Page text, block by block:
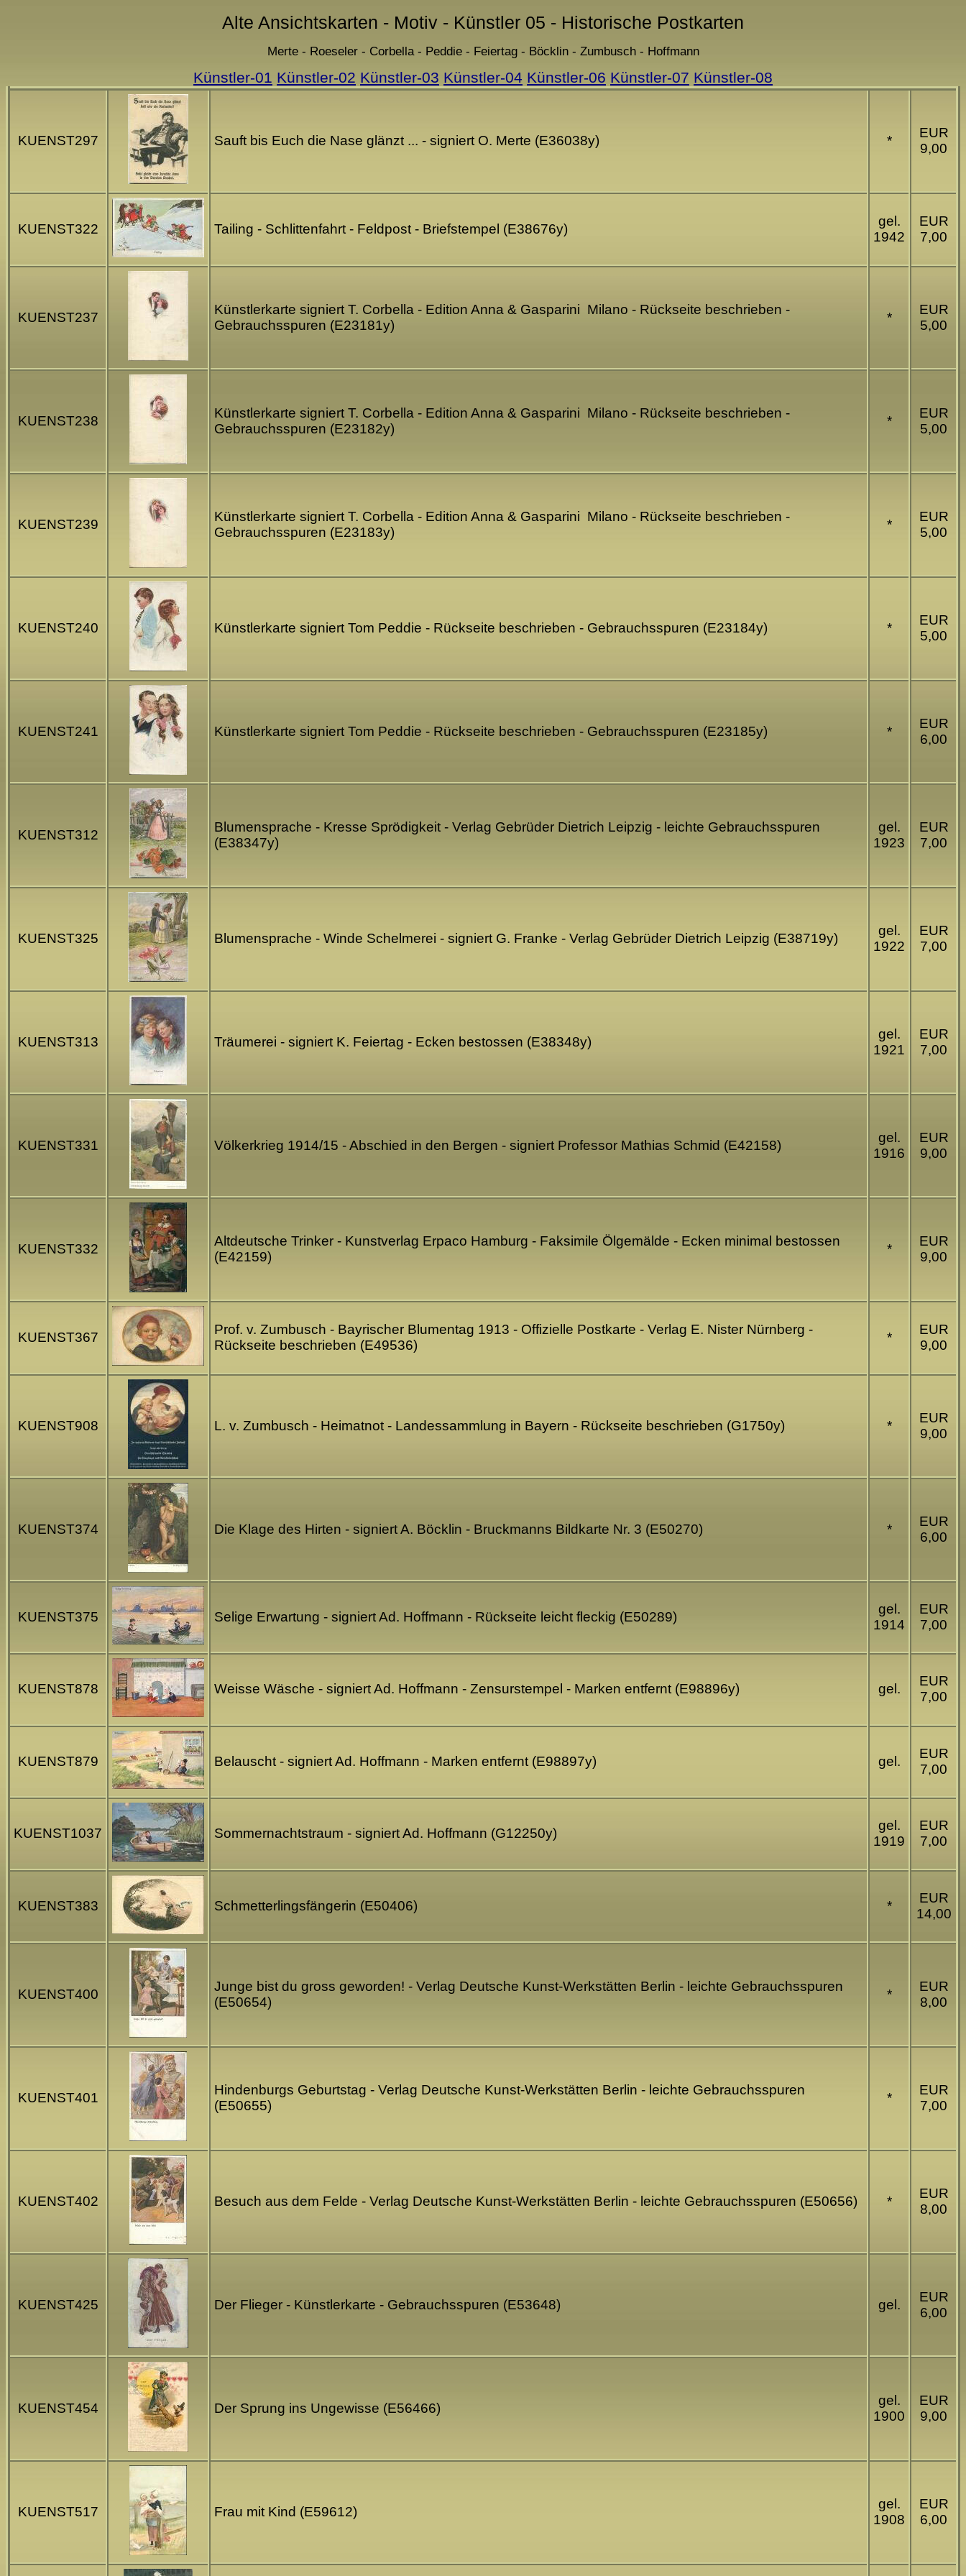
Alte Ansichtskarten - Motiv - Künstler 05 - Historische Postkarten
Merte - Roeseler - Corbella - Peddie - Feiertag - Böcklin - Zumbusch - Hoffmann
Künstler-01 Künstler-02 Künstler-03 Künstler-04 Künstler-06 Künstler-07 Künstler-08
KUENST297 Sauft bis Euch die Nase glänzt ... - signiert O. Merte (E36038y) *
EUR
9,00
KUENST322 Tailing - Schlittenfahrt - Feldpost - Briefstempel (E38676y)
gel.
1942
EUR
7,00
KUENST237
Künstlerkarte signiert T. Corbella - Edition Anna & Gasparini Milano - Rückseite beschrieben -
Gebrauchsspuren (E23181y)
*
EUR
5,00
KUENST238
Künstlerkarte signiert T. Corbella - Edition Anna & Gasparini Milano - Rückseite beschrieben -
Gebrauchsspuren (E23182y)
*
EUR
5,00
KUENST239
Künstlerkarte signiert T. Corbella - Edition Anna & Gasparini Milano - Rückseite beschrieben -
Gebrauchsspuren (E23183y)
*
EUR
5,00
KUENST240 Künstlerkarte signiert Tom Peddie - Rückseite beschrieben - Gebrauchsspuren (E23184y) *
EUR
5,00
KUENST241 Künstlerkarte signiert Tom Peddie - Rückseite beschrieben - Gebrauchsspuren (E23185y) *
EUR
6,00
KUENST312
Blumensprache - Kresse Sprödigkeit - Verlag Gebrüder Dietrich Leipzig - leichte Gebrauchsspuren
(E38347y)
gel.
1923
EUR
7,00
KUENST325 Blumensprache - Winde Schelmerei - signiert G. Franke - Verlag Gebrüder Dietrich Leipzig (E38719y)
gel.
1922
EUR
7,00
KUENST313 Träumerei - signiert K. Feiertag - Ecken bestossen (E38348y)
gel.
1921
EUR
7,00
KUENST331 Völkerkrieg 1914/15 - Abschied in den Bergen - signiert Professor Mathias Schmid (E42158)
gel.
1916
EUR
9,00
KUENST332
Altdeutsche Trinker - Kunstverlag Erpaco Hamburg - Faksimile Ölgemälde - Ecken minimal bestossen
(E42159)
*
EUR
9,00
KUENST367
Prof. v. Zumbusch - Bayrischer Blumentag 1913 - Offizielle Postkarte - Verlag E. Nister Nürnberg -
Rückseite beschrieben (E49536)
*
EUR
9,00
KUENST908 L. v. Zumbusch - Heimatnot - Landessammlung in Bayern - Rückseite beschrieben (G1750y) *
EUR
9,00
KUENST374 Die Klage des Hirten - signiert A. Böcklin - Bruckmanns Bildkarte Nr. 3 (E50270) *
EUR
6,00
KUENST375 Selige Erwartung - signiert Ad. Hoffmann - Rückseite leicht fleckig (E50289)
gel.
1914
EUR
7,00
KUENST878 Weisse Wäsche - signiert Ad. Hoffmann - Zensurstempel - Marken entfernt (E98896y) gel.
EUR
7,00
KUENST879 Belauscht - signiert Ad. Hoffmann - Marken entfernt (E98897y) gel.
EUR
7,00
KUENST1037 Sommernachtstraum - signiert Ad. Hoffmann (G12250y)
gel.
1919
EUR
7,00
KUENST383 Schmetterlingsfängerin (E50406) *
EUR
14,00
KUENST400
Junge bist du gross geworden! - Verlag Deutsche Kunst-Werkstätten Berlin - leichte Gebrauchsspuren
(E50654)
*
EUR
8,00
KUENST401
Hindenburgs Geburtstag - Verlag Deutsche Kunst-Werkstätten Berlin - leichte Gebrauchsspuren
(E50655)
*
EUR
7,00
KUENST402 Besuch aus dem Felde - Verlag Deutsche Kunst-Werkstätten Berlin - leichte Gebrauchsspuren (E50656) *
EUR
8,00
KUENST425 Der Flieger - Künstlerkarte - Gebrauchsspuren (E53648) gel.
EUR
6,00
KUENST454 Der Sprung ins Ungewisse (E56466)
gel.
1900
EUR
9,00
KUENST517 Frau mit Kind (E59612)
gel.
1908
EUR
6,00